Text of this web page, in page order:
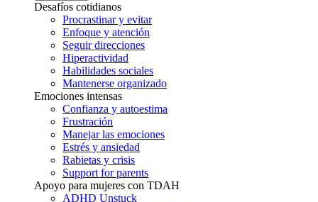
Desafíos cotidianos
Procrastinar y evitar
Enfoque y atención
Seguir direcciones
Hiperactividad
Habilidades sociales
Mantenerse organizado
Emociones intensas
Confianza y autoestima
Frustración
Manejar las emociones
Estrés y ansiedad
Rabietas y crisis
Support for parents
Apoyo para mujeres con TDAH
ADHD Unstuck